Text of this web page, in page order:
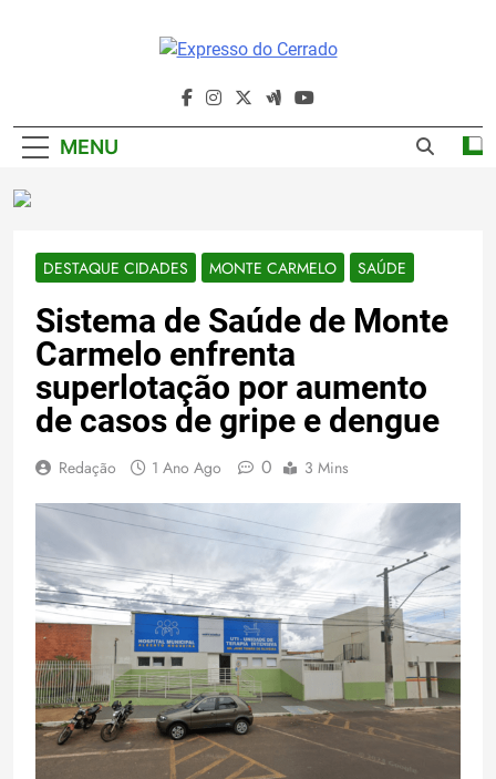
Expresso Do
Cerrado
MENU
DESTAQUE CIDADES MONTE CARMELO SAÚDE
Sistema de Saúde de Monte
Carmelo enfrenta
superlotação por aumento
de casos de gripe e dengue
Redação 1 Ano Ago 0 3 Mins